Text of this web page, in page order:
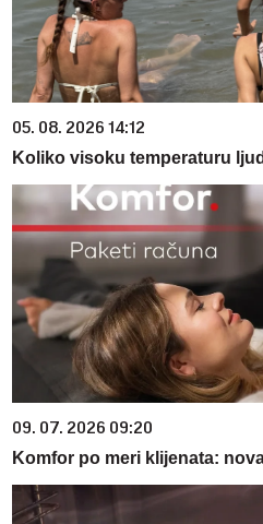
05. 08. 2026 14:12
Koliko visoku temperaturu
09. 07. 2026 09:20
Komfor po meri klijenata: